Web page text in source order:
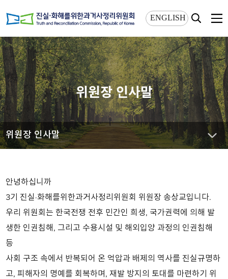
ENGLISH
위원장 인사말
위원장 인사말
안녕하십니까
3기 진실·화해를위한과거사정리위원회 위원장 송상교입니다.
우리 위원회는 한국전쟁 전후 민간인 희생, 국가권력에 의해 발
생한 인권침해, 그리고 수용시설 및 해외입양 과정의 인권침해
등
사회 구조 속에서 반복되어 온 억압과 배제의 역사를 진실규명하
고, 피해자의 명예를 회복하며, 재발 방지의 토대를 마련하기 위